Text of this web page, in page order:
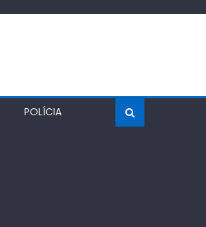
POLÍCIA